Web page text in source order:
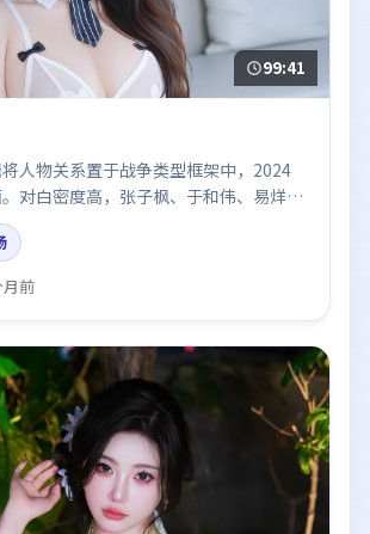
99:41
人物关系置于战争类型框架中，2024
对白密度高，张子枫、于和伟、易烊千
得关注；整体气质偏中国大陆都市与冷
月前